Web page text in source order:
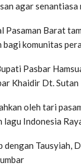
agar senantiasa
Pasaman Barat
bagi komunitas
Pasbar
Khaidir Dt.
oleh tari
lagu Indonesia
Tausyiah,